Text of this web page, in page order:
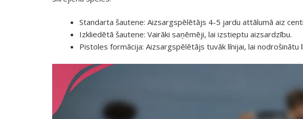
Standarta šautene: Aizsargspēlētājs 4-5 jardu attālumā aiz
Izkliedētā šautene: Vairāki saņēmēji, lai izstieptu aizsardzību.
Pistoles formācija: Aizsargspēlētājs tuvāk līnijai, lai nodrošinātu